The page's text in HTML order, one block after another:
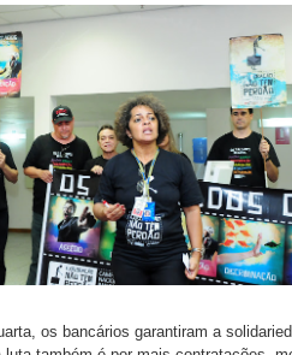
os bancários garantiram a